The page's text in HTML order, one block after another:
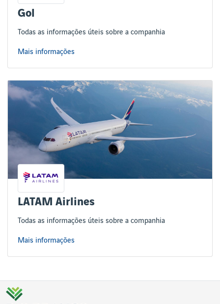
Gol
Todas as informações úteis sobre a companhia
Mais informações
LATAM Airlines
Todas as informações úteis sobre a companhia
Mais informações